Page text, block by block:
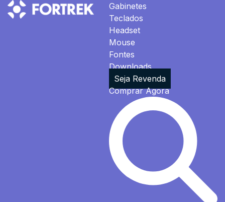
Gabinetes
Teclados
Headset
Mouse
Fontes
Downloads
Seja Revenda
Comprar Agora